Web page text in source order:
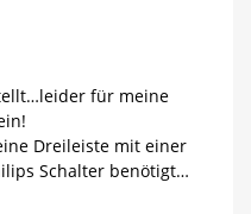
für meine
Dreileiste mit einer
Schalter benötigt…